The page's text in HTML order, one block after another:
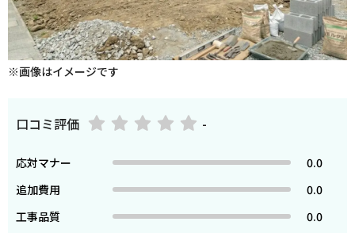
※画像はイメージです
口コミ評価 -
応対マナー
0.0
追加費用
0.0
工事品質
0.0